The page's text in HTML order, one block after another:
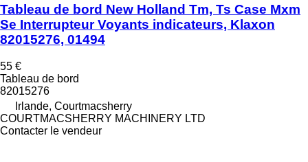
Tableau de bord New Holland Tm, Ts Case Mxm
Se Interrupteur Voyants indicateurs, Klaxon
82015276, 01494
55 €
Tableau de bord
82015276
Irlande, Courtmacsherry
COURTMACSHERRY MACHINERY LTD
Contacter le vendeur